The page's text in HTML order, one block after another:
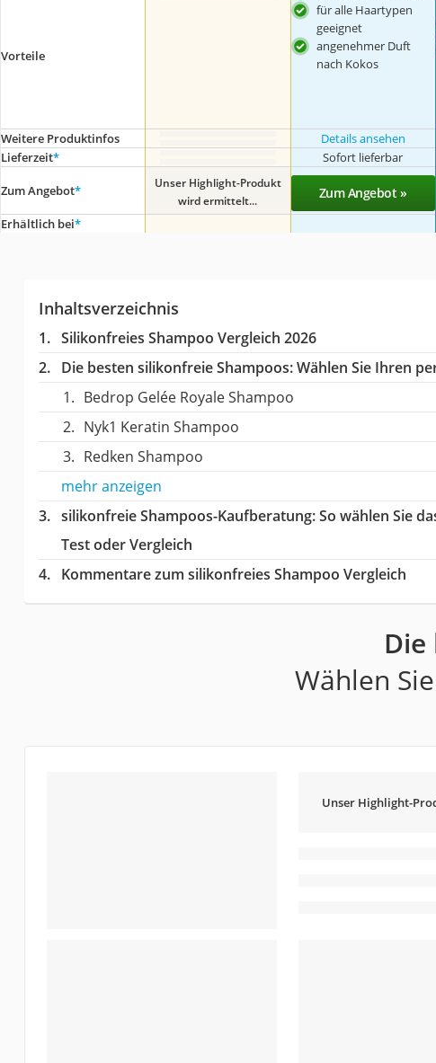
Vorteile
für alle Haartypen
geeignet
angenehmer Duft
nach Kokos
Weitere Produktinfos Details ansehen
Lieferzeit* Sofort lieferbar
Zum Angebot*
Unser Highlight-Produkt
wird ermittelt...
Zum Angebot »
Erhältlich bei*
Inhaltsverzeichnis
Silikonfreies Shampoo Vergleich 2026
Die besten silikonfreie Shampoos:Wählen Sie Ihren
Bedrop Gelée Royale Shampoo
Nyk1 Keratin Shampoo
Redken Shampoo
mehr anzeigen
silikonfreie Shampoos-Kaufberatung: So wählen Sie
Test oder Vergleich
Kommentare zum silikonfreies Shampoo Vergleich
Wählen
Unser Highlight-